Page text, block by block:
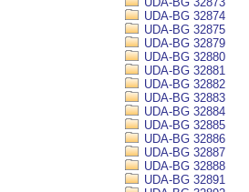
UDA-BG 32874
UDA-BG 32875
UDA-BG 32879
UDA-BG 32880
UDA-BG 32881
UDA-BG 32882
UDA-BG 32883
UDA-BG 32884
UDA-BG 32885
UDA-BG 32886
UDA-BG 32887
UDA-BG 32888
UDA-BG 32891